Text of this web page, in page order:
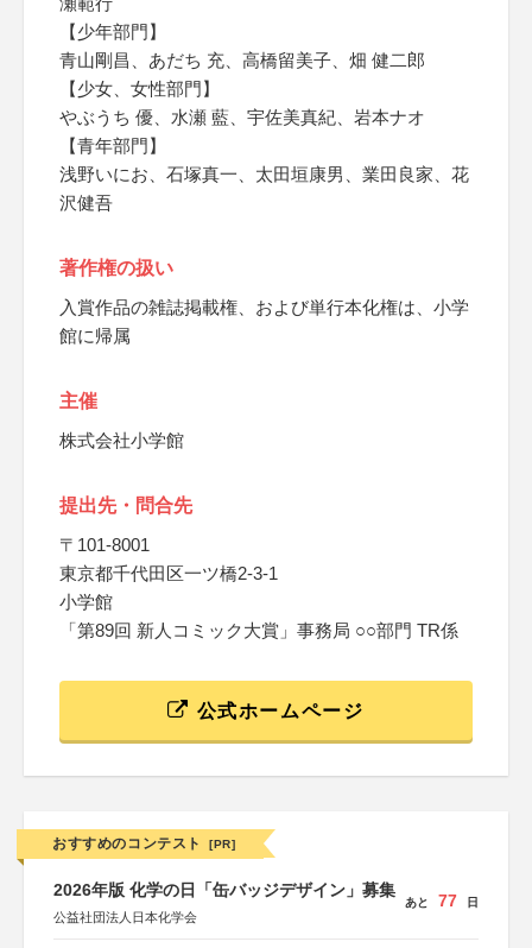
【少年部門】
青山剛昌、あだち 充、高橋留美子、畑 健二郎
【少女、女性部門】
やぶうち 優、水瀬 藍、宇佐美真紀、岩本ナオ
【青年部門】
浅野いにお、石塚真一、太田垣康男、業田良家、花
沢健吾
著作権の扱い
入賞作品の雑誌掲載権、および単行本化権は、小学
館に帰属
主催
株式会社小学館
提出先・問合先
〒101-8001
東京都千代田区一ツ橋2-3-1
小学館
「第89回 新人コミック大賞」事務局 ○○部門 TR係
公式ホームページ
おすすめのコンテスト [PR]
2026年版 化学の日「缶バッジデザイン」募集
公益社団法人日本化学会
あと 77 日